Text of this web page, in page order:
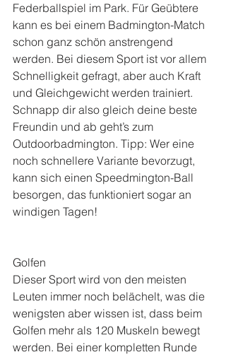
Federballspiel im Park. Für Geübtere
kann es bei einem Badmington-Match
schon ganz schön anstrengend
werden. Bei diesem Sport ist vor allem
Schnelligkeit gefragt, aber auch Kraft
und Gleichgewicht werden trainiert.
Schnapp dir also gleich deine beste
Freundin und ab geht’s zum
Outdoorbadmington. Tipp: Wer eine
noch schnellere Variante bevorzugt,
kann sich einen Speedmington-Ball
besorgen, das funktioniert sogar an
windigen Tagen!
Golfen
Dieser Sport wird von den meisten
Leuten immer noch belächelt, was die
wenigsten aber wissen ist, dass beim
Golfen mehr als 120 Muskeln bewegt
werden. Bei einer kompletten Runde